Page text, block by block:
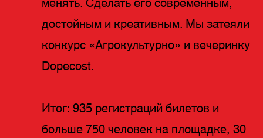
достойным и креативным. Мы затеяли
конкурс «Агрокультурно» и вечеринку
Dopecost.
Итог: 935 регистраций билетов и
больше 750 человек на площадке, 30